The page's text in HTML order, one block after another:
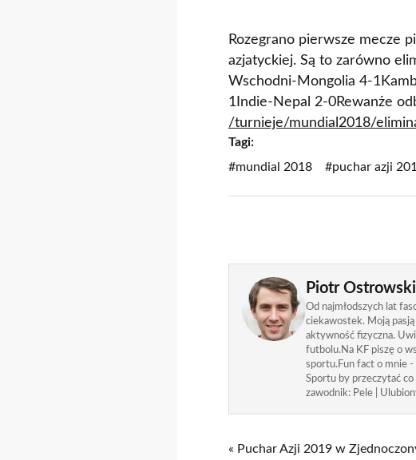
Rozegrano pierwsze mecze
azjatyckiej. Są to zarówno
Wschodni-Mongolia 4-
1Indie-Nepal 2-0Rewanże
/turnieje/mundial2018/
Tagi:
#mundial 2018
#puchar azji
Piotr Ostrowski
Od najmłodszych lat
ciekawostek. Moją
aktywność fizyczna.
futbolu.Na KF piszę o
sportu.Fun fact o mnie
Sportu by przeczytać
zawodnik: Pele |
« Puchar Azji 2019 w